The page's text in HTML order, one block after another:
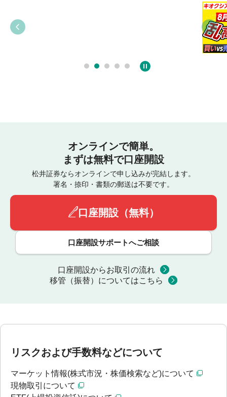
オンラインで簡単。
まずは無料で口座開設
松井証券ならオンラインで申し込みが完結します。
署名・捺印・書類の郵送は不要です。
口座開設（無料）
口座開設サポートへご相談
口座開設からお取引の流れ
移管（振替）についてはこちら
リスクおよび手数料などについて
マーケット情報(株式市況・株価検索など)について
現物取引について